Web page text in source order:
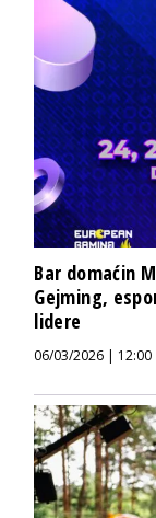
Bar domaćin
Gejming,
lidere
06/03/2026 | 12:00